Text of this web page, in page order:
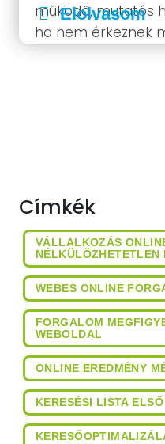
működő, mutatós
ha nem érkeznek
az azt böngésző
Elolvasom
Címkék
VÁLLALKOZÁS
NÉLKÜLÖZHETETLEN
WEBES ONLINE
FORGALOM
WEBOLDAL
ONLINE EREDMÉNY
KERESÉSI LISTA